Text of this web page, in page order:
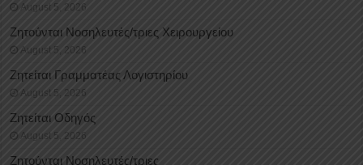
August 5, 2026
Ζητούνται Νοσηλευτές/τριες Χειρουργείου
August 5, 2026
Ζητείται Γραμματέας Λογιστηρίου
August 5, 2026
Ζητείται Οδηγός
August 5, 2026
Ζητούνται Νοσηλευτές/τριες